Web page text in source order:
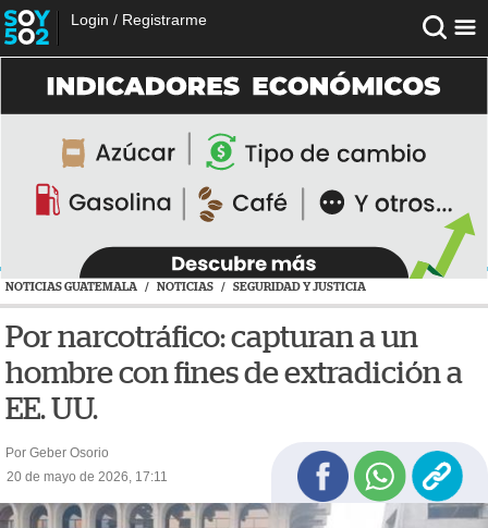
Login / Registrarme
NOTICIAS GUATEMALA / NOTICIAS / SEGURIDAD Y JUSTICIA
Por narcotráfico: capturan a un
hombre con fines de extradición a
EE. UU.
Por Geber Osorio
20 de mayo de 2026, 17:11